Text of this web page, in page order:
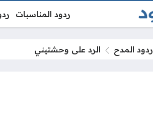
ردود المناسبات
ردود المدح الرد على وحشتيني